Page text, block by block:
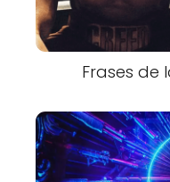
Frases de